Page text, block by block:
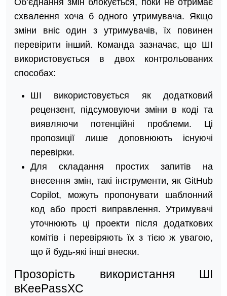
Об’єднання змін блокується, поки не отримає
схвалення хоча б одного утримувача. Якщо
зміни вніс один з утримувачів, їх повинен
перевірити інший. Команда зазначає, що ШІ
використовується в двох контрольованих
способах:
ШІ використовується як додатковий
рецензент, підсумовуючи зміни в коді та
виявляючи потенційні проблеми. Ці
пропозиції лише доповнюють існуючі
перевірки.
Для складання простих запитів на
внесення змін, такі інструменти, як GitHub
Copilot, можуть пропонувати шаблонний
код або прості виправлення. Утримувачі
уточнюють ці проекти після додаткових
комітів і перевіряють їх з тією ж увагою,
що й будь-які інші внески.
Прозорість використання ШІ
вKeePassXC